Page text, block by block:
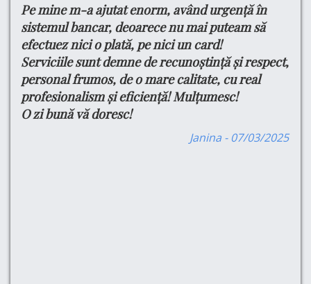
Pe mine m-a ajutat enorm, având urgență în
sistemul bancar, deoarece nu mai puteam să
efectuez nici o plată, pe nici un card!
Serviciile sunt demne de recunoștință și respect,
personal frumos, de o mare calitate, cu real
profesionalism și eficiență! Mulțumesc!
O zi bună vă doresc!
Janina - 07/03/2025